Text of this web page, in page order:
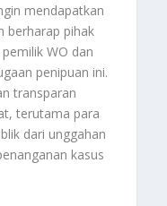
mendapatkan
berharap pihak
WO dan
penipuan ini.
transparan
terutama para
dari unggahan
kasus